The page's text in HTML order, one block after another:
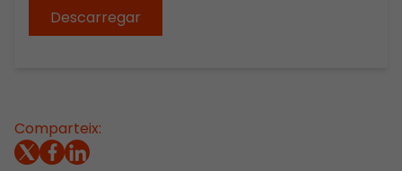
Descarregar
Comparteix: